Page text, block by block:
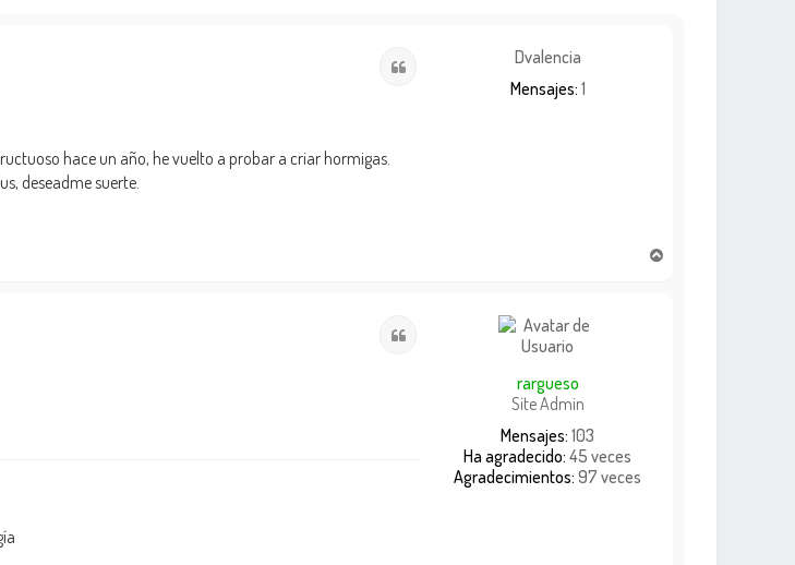
Dvalencia
Mensajes: 1
hace un año, he vuelto a probar a criar hormigas.
deseadme suerte.
rargueso
Site Admin
Mensajes: 103
Ha agradecido: 45 veces
Agradecimientos: 97 veces